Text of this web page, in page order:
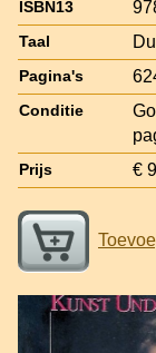
ISBN13
Taal
Pagina's
Conditie
Prijs €